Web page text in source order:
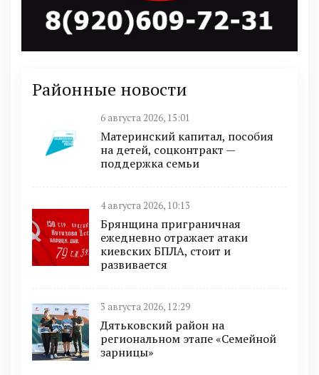
Районные новости
6 августа 2026, 15:01
Материнский капитал, пособия
на детей, соцконтракт —
поддержка семьи
4 августа 2026, 10:13
Брянщина приграничная
ежедневно отражает атаки
киевских БПЛА, стоит и
развивается
3 августа 2026, 12:29
Дятьковский район на
региональном этапе «Семейной
зарницы»